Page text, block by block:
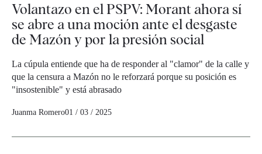
Volantazo en el PSPV: Morant ahora sí
se abre a una moción ante el desgaste
de Mazón y por la presión social
La cúpula entiende que ha de responder al "clamor" de la calle y
que la censura a Mazón no le reforzará porque su posición es
"insostenible" y está abrasado
Juanma Romero01 / 03 / 2025